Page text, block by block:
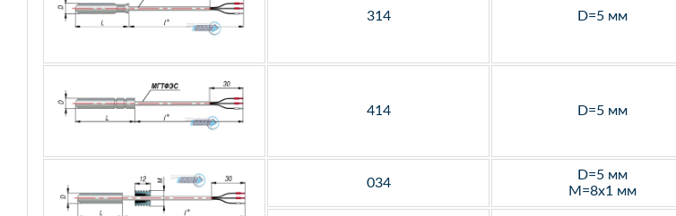
314 D=5 мм
414 D=5 мм
034
D=5 мм
M=8х1 мм